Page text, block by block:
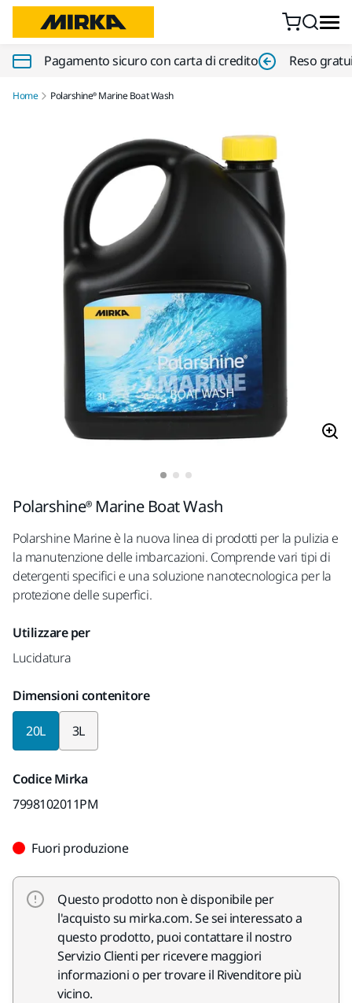
Pagamento sicuro con carta di credito Reso
Home Polarshine® Marine Boat Wash
Polarshine® Marine Boat Wash
Polarshine Marine è la nuova linea di prodotti per la pulizia e
la manutenzione delle imbarcazioni. Comprende vari tipi di
detergenti specifici e una soluzione nanotecnologica per la
protezione delle superfici.
Utilizzare per
Lucidatura
Dimensioni contenitore
20L 3L
Codice Mirka
7998102011PM
Fuori produzione
Questo prodotto non è disponibile per
l'acquisto su mirka.com. Se sei interessato a
questo prodotto, puoi contattare il nostro
Servizio Clienti per ricevere maggiori
informazioni o per trovare il Rivenditore più
vicino.